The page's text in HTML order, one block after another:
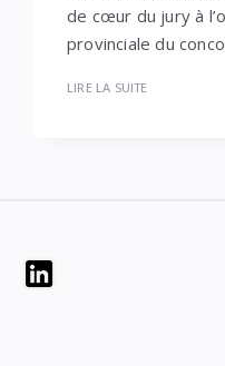
de cœur du jury à
provinciale du
LIRE LA SUITE
Widgets